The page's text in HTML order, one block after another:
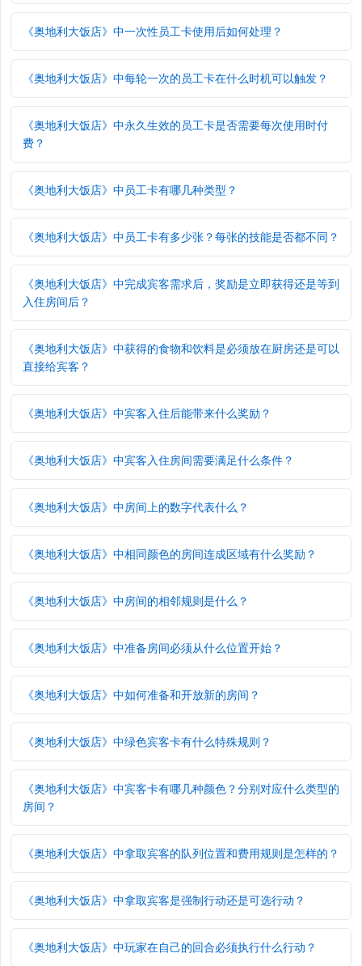
《奥地利大饭店》中一次性员工卡使用后如何处理？
《奥地利大饭店》中每轮一次的员工卡在什么时机可以触发？
《奥地利大饭店》中永久生效的员工卡是否需要每次使用时付
费？
《奥地利大饭店》中员工卡有哪几种类型？
《奥地利大饭店》中员工卡有多少张？每张的技能是否都不同？
《奥地利大饭店》中完成宾客需求后，奖励是立即获得还是等到
入住房间后？
《奥地利大饭店》中获得的食物和饮料是必须放在厨房还是可以
直接给宾客？
《奥地利大饭店》中宾客入住后能带来什么奖励？
《奥地利大饭店》中宾客入住房间需要满足什么条件？
《奥地利大饭店》中房间上的数字代表什么？
《奥地利大饭店》中相同颜色的房间连成区域有什么奖励？
《奥地利大饭店》中房间的相邻规则是什么？
《奥地利大饭店》中准备房间必须从什么位置开始？
《奥地利大饭店》中如何准备和开放新的房间？
《奥地利大饭店》中绿色宾客卡有什么特殊规则？
《奥地利大饭店》中宾客卡有哪几种颜色？分别对应什么类型的
房间？
《奥地利大饭店》中拿取宾客的队列位置和费用规则是怎样的？
《奥地利大饭店》中拿取宾客是强制行动还是可选行动？
《奥地利大饭店》中玩家在自己的回合必须执行什么行动？